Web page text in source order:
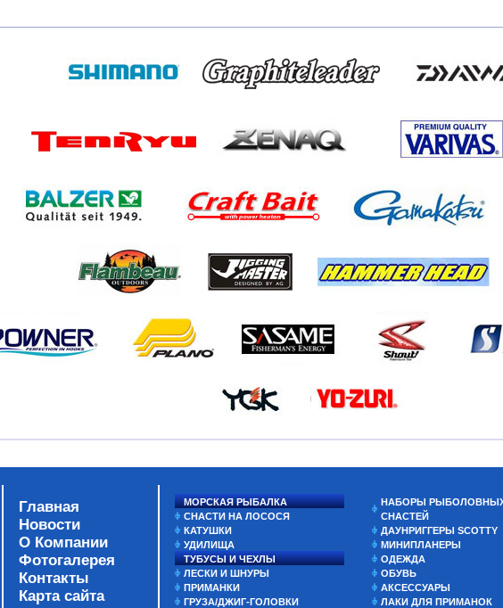
Главная
Новости
О Компании
Фотогалерея
Контакты
Карта сайта
МОРСКАЯ РЫБАЛКА
СНАСТИ НА ЛОСОСЯ
КАТУШКИ
УДИЛИЩА
ТУБУСЫ И ЧЕХЛЫ
ЛЕСКИ И ШНУРЫ
ПРИМАНКИ
ГРУЗА/ДЖИГ-ГОЛОВКИ
НАБОРЫ
СНАСТЕЙ
ДАУНРИГГЕРЫ SCOTTY
МИНИПЛАНЕРЫ
ОДЕЖДА
ОБУВЬ
АКСЕССУАРЫ
ЛАКИ ДЛЯ ПРИМАНОК